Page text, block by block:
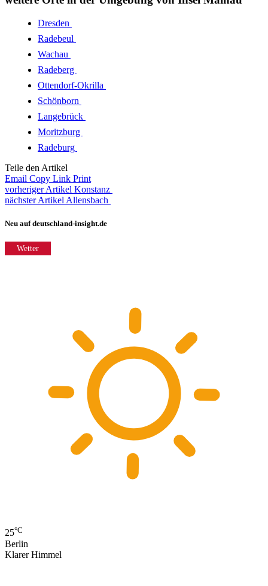
Dresden
Radebeul
Wachau
Radeberg
Ottendorf-Okrilla
Schönborn
Langebrück
Moritzburg
Radeburg
Teile den Artikel
Email Copy Link Print
vorheriger Artikel Konstanz
nächster Artikel Allensbach
Neu auf deutschland-insight.de
Wetter
25°C
Berlin
Klarer Himmel